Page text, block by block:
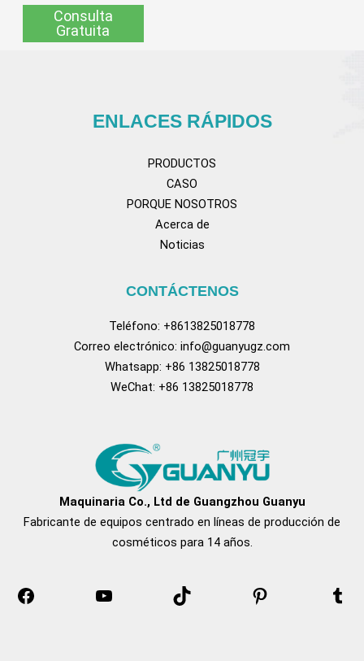
Consulta
Gratuita
ENLACES RÁPIDOS
PRODUCTOS
CASO
PORQUE NOSOTROS
Acerca de
Noticias
CONTÁCTENOS
Teléfono: +8613825018778
Correo electrónico: info@guanyugz.com
Whatsapp: +86 13825018778
WeChat: +86 13825018778
Maquinaria Co., Ltd de Guangzhou Guanyu
Fabricante de equipos centrado en líneas de producción de
cosméticos para 14 años.